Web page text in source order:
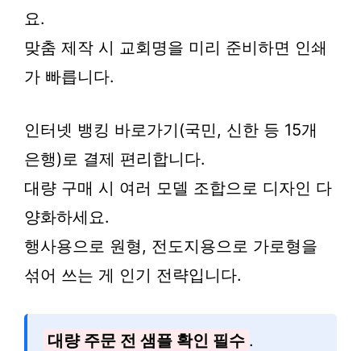
요.
맞춤 제작 시 교회명을 미리 준비하면 인쇄
가 빠릅니다.
인터넷 뱅킹 바로가기(국민, 신한 등 15개
은행)로 결제 편리합니다.
대량 구매 시 여러 모델 조합으로 디자인 다
양화하세요.
행사용으로 원형, 전도지용으로 가로형을
섞어 쓰는 게 인기 전략입니다.
대량 주문 전 샘플 확인 필수 .